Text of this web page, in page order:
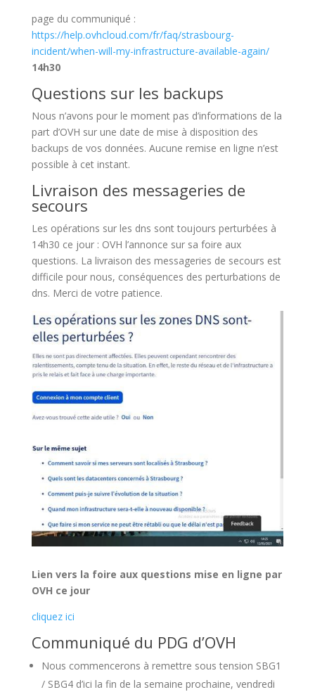
page du communiqué :
https://help.ovhcloud.com/fr/faq/strasbourg-
incident/when-will-my-infrastructure-available-again/
14h30
Questions sur les backups
Nous n’avons pour le moment pas d’informations de la
part d’OVH sur une date de mise à disposition des
backups de vos données. Aucune remise en ligne n’est
possible à cet instant.
Livraison des messageries de
secours
Les opérations sur les dns sont toujours perturbées à
14h30 ce jour : OVH l’annonce sur sa foire aux
questions. La livraison des messageries de secours est
difficile pour nous, conséquences des perturbations de
dns. Merci de votre patience.
Lien vers la foire aux questions mise en ligne par
OVH ce jour
cliquez ici
Communiqué du PDG d’OVH
Nous commencerons à remettre sous tension SBG1
/ SBG4 d’ici la fin de la semaine prochaine, vendredi